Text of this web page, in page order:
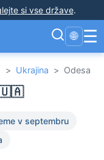
si vse države.
🌐 ☰
> Ukrajina > Odesa
🇺🇦
v septembru